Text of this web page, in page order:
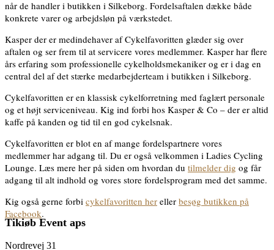
når de handler i butikken i Silkeborg. Fordelsaftalen dække både
konkrete varer og arbejdsløn på værkstedet.
Kasper der er medindehaver af Cykelfavoritten glæder sig over
aftalen og ser frem til at servicere vores medlemmer. Kasper har flere
års erfaring som professionelle cykelholdsmekaniker og er i dag en
central del af det stærke medarbejderteam i butikken i Silkeborg.
Cykelfavoritten er en klassisk cykelforretning med faglært personale
og et højt serviceniveau. Kig ind forbi hos Kasper & Co – der er altid
kaffe på kanden og tid til en god cykelsnak.
Cykelfavoritten er blot en af mange fordelspartnere vores
medlemmer har adgang til. Du er også velkommen i Ladies Cycling
Lounge. Læs mere her på siden om hvordan du tilmelder dig og får
adgang til alt indhold og vores store fordelsprogram med det samme.
Kig også gerne forbi cykelfavoritten her eller besøg butikken på
Facebook.
Tikiøb Event aps
Nordrevej 31